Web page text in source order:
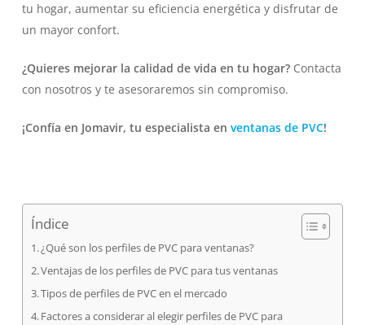
tu hogar, aumentar su eficiencia energética y disfrutar de
un mayor confort.
¿Quieres mejorar la calidad de vida en tu hogar?Contacta
con nosotros y te asesoraremos sin compromiso.
¡Confía en Jomavir, tu especialista en ventanas de PVC!
Índice
¿Qué son los perfiles de PVC para ventanas?
Ventajas de los perfiles de PVC para tus ventanas
Tipos de perfiles de PVC en el mercado
Factores a considerar al elegir perfiles de PVC para